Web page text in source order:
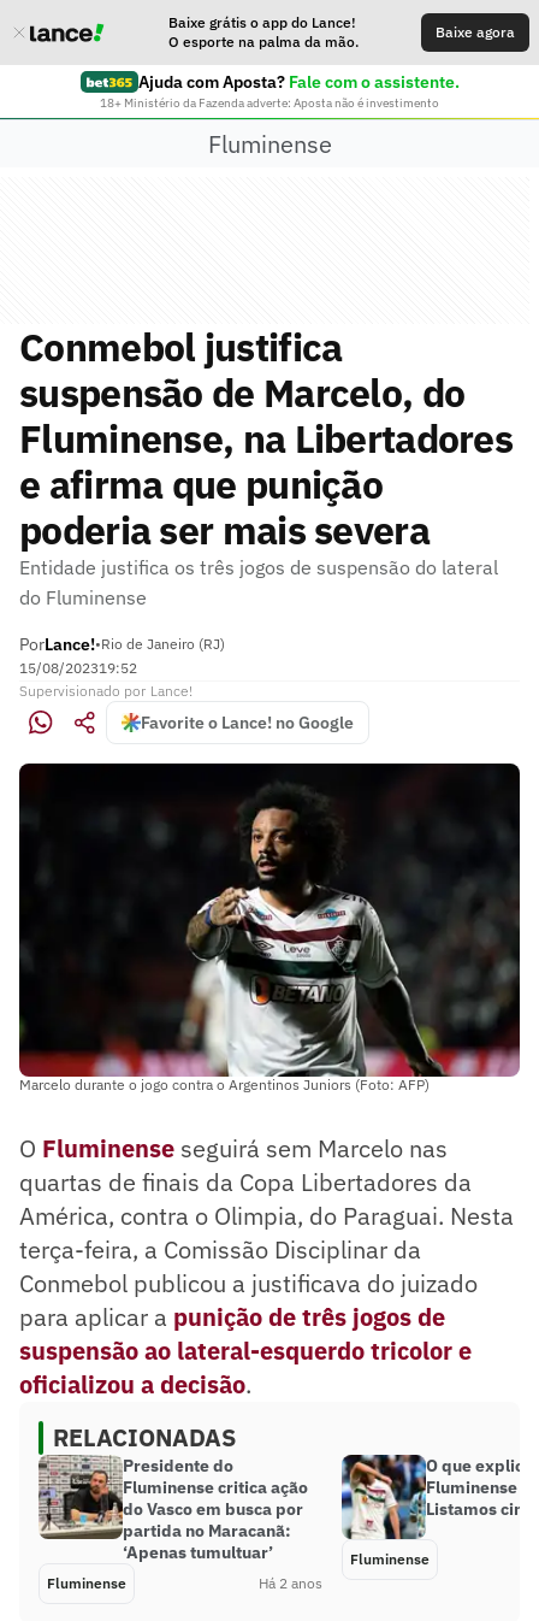
Baixe grátis o app do Lance!
O esporte na palma da mão.
Baixe agora
Ajuda com Aposta? Fale com o assistente.
18+ Ministério da Fazenda adverte: Aposta não é investimento
Fluminense
Conmebol justifica
suspensão de Marcelo, do
Fluminense, na Libertadores
e afirma que punição
poderia ser mais severa
Entidade justifica os três jogos de suspensão do lateral
do Fluminense
PorLance!•Rio de Janeiro (RJ)
15/08/202319:52
Supervisionado por Lance!
Favorite o Lance! no Google
Marcelo durante o jogo contra o Argentinos Juniors (Foto: AFP)
O Fluminense seguirá sem Marcelo nas
quartas de finais da Copa Libertadores da
América, contra o Olimpia, do Paraguai. Nesta
terça-feira, a Comissão Disciplinar da
Conmebol publicou a justificava do juizado
para aplicar a punição de três jogos de
suspensão ao lateral-esquerdo tricolor e
oficializou a decisão.
RELACIONADAS
Presidente do
Fluminense critica ação
do Vasco em busca por
partida no Maracanã:
‘Apenas tumultuar’
Fluminense Há 2 anos
O que explica
Fluminense
Listamos
Fluminense